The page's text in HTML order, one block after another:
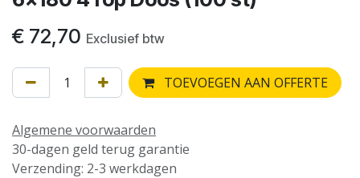
€ 72,70 Exclusief btw
TOEVOEGEN AAN OFFERTE
Algemene voorwaarden
30-dagen geld terug garantie
Verzending: 2-3 werkdagen